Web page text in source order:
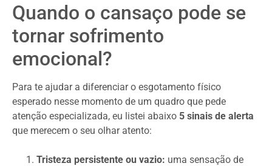
Quando o cansaço pode se
tornar sofrimento
emocional?
Para te ajudar a diferenciar o esgotamento físico
esperado nesse momento de um quadro que pede
atenção especializada, eu listei abaixo 5 sinais de alerta
que merecem o seu olhar atento:
Tristeza persistente ou vazio: uma sensação de